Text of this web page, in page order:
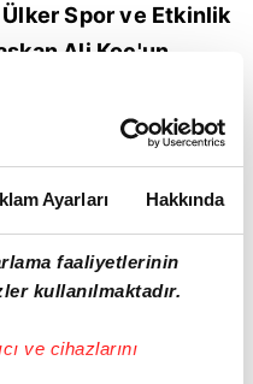
Ayarları Hakkında
faaliyetlerinin
kullanılmaktadır.
ve cihazlarını
Spor ve Etkinlik
Ali Koç'un
üyeleri arasında
kongreye ara
haberi)